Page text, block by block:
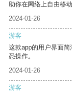
助你在网络上自由移动
2024-01-26
游客
这款app的用户界面
悉操作。
2024-01-26
游客